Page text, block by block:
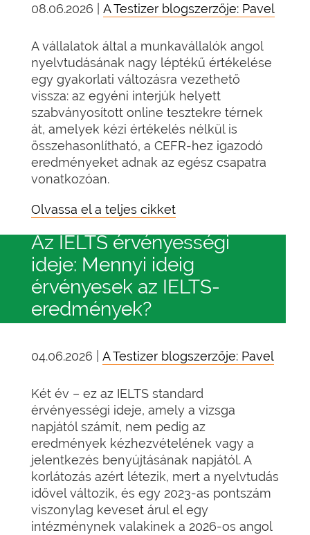
08.06.2026 | A Testizer blogszerzője: Pavel
A vállalatok által a munkavállalók angol
nyelvtudásának nagy léptékű értékelése
egy gyakorlati változásra vezethető
vissza: az egyéni interjúk helyett
szabványosított online tesztekre térnek
át, amelyek kézi értékelés nélkül is
összehasonlítható, a CEFR-hez igazodó
eredményeket adnak az egész csapatra
vonatkozóan.
Olvassa el a teljes cikket
Az IELTS érvényességi
ideje: Mennyi ideig
érvényesek az IELTS-
eredmények?
04.06.2026 | A Testizer blogszerzője: Pavel
Két év – ez az IELTS standard
érvényességi ideje, amely a vizsga
napjától számít, nem pedig az
eredmények kézhezvételének vagy a
jelentkezés benyújtásának napjától. A
korlátozás azért létezik, mert a nyelvtudás
idővel változik, és egy 2023-as pontszám
viszonylag keveset árul el egy
intézménynek valakinek a 2026-os angol